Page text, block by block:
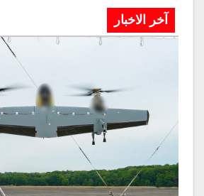
آخر الاخبار